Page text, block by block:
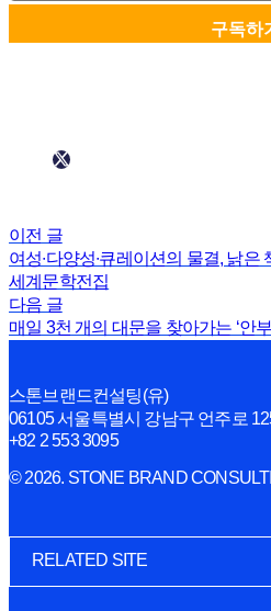
이전 글
여성∙다양성∙큐레이션의 물결, 낡
세계문학전집
다음 글
매일 3천 개의 대문을 찾아가는 ‘안
스톤브랜드컨설팅(유)
06105 서울특별시 강남구 언주로
+82 2 553 3095
© 2026. STONE BRAND
RELATED SITE